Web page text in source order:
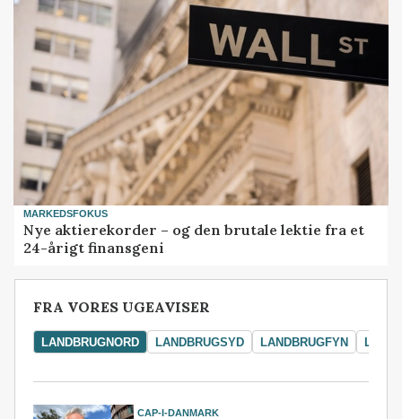
MARKEDSFOKUS
Nye aktierekorder – og den brutale lektie fra et
24-årigt finansgeni
FRA VORES UGEAVISER
LANDBRUGNORD LANDBRUGSYD LANDBRUGFYN
CAP-I-DANMARK